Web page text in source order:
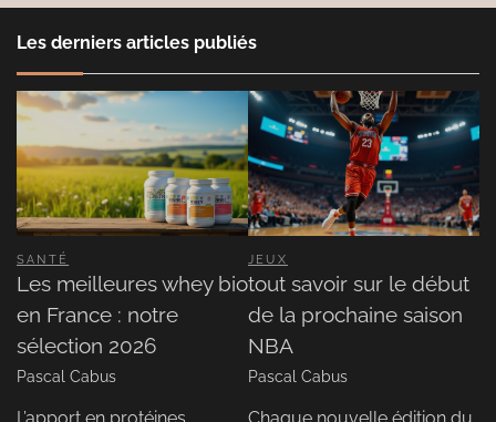
Les derniers articles publiés
SANTÉ
Les meilleures whey bio
en France : notre
sélection 2026
Pascal Cabus
L’apport en protéines
JEUX
tout savoir sur le début
de la prochaine saison
NBA
Pascal Cabus
Chaque nouvelle édition du